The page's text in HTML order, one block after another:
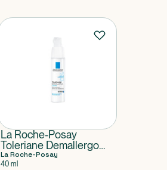
La Roche-Posay
Toleriane Demallergo
Cream
La Roche-Posay
40 ml